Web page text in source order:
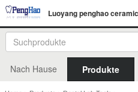
Luoyang penghao
Nach Hause Produkte